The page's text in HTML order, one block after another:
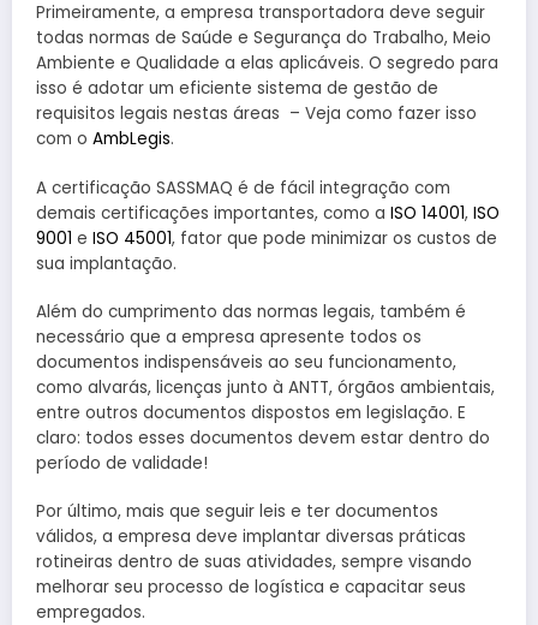
Primeiramente, a empresa transportadora deve seguir
todas normas de Saúde e Segurança do Trabalho, Meio
Ambiente e Qualidade a elas aplicáveis. O segredo para
isso é adotar um eficiente sistema de gestão de
requisitos legais nestas áreas – Veja como fazer isso
com o AmbLegis.
A certificação SASSMAQ é de fácil integração com
demais certificações importantes, como a ISO 14001, ISO
9001 e ISO 45001, fator que pode minimizar os custos de
sua implantação.
Além do cumprimento das normas legais, também é
necessário que a empresa apresente todos os
documentos indispensáveis ao seu funcionamento,
como alvarás, licenças junto à ANTT, órgãos ambientais,
entre outros documentos dispostos em legislação. E
claro: todos esses documentos devem estar dentro do
período de validade!
Por último, mais que seguir leis e ter documentos
válidos, a empresa deve implantar diversas práticas
rotineiras dentro de suas atividades, sempre visando
melhorar seu processo de logística e capacitar seus
empregados.